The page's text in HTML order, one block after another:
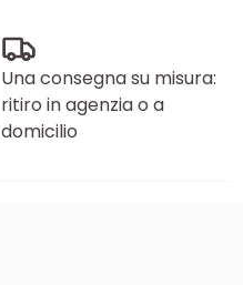
Una consegna su misura:
ritiro in agenzia o a
domicilio